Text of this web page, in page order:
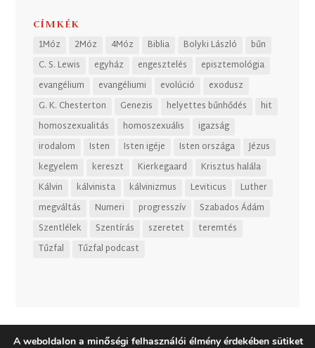
CÍMKÉK
1Móz 2Móz 4Móz Biblia Bolyki László
bűn
C. S. Lewis
egyház engesztelés
episztemológia
evangélium
evangéliumi evolúció
exodusz
G. K. Chesterton
Genezis helyettes bűnhődés
hit
homoszexualitás
homoszexuális
igazság
irodalom
Isten Isten igéje Isten országa
Jézus
kegyelem
kereszt Kierkegaard
Krisztus halála
Kálvin
kálvinista kálvinizmus Leviticus
Luther
megváltás
Numeri progresszív
Szabados Ádám
Szentlélek
Szentírás szeretet
teremtés
Tűzfal
Tűzfal podcast
A weboldalon a minőségi felhasználói élmény érdekében sütiket